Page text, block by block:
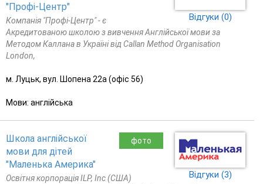
Відгуки (0)
"Профі-Центр"
Компанія "Профі-Центр" - є
Акредитованою школою з вивчення Англійської мови за
Методом Каллана в Україні від Callan Method Organisation
London,
м. Луцьк, вул. Шопена 22а (офіс 56)
Мови: англійська
Відгуки (3)
фото
Школа англійської
мови для дітей
"Маленька Америка"
Освітня корпорація ILP, Inc (США)